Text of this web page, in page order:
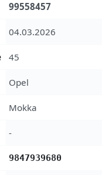
99558457
04.03.2026
45
Opel
Mokka
-
9847939680